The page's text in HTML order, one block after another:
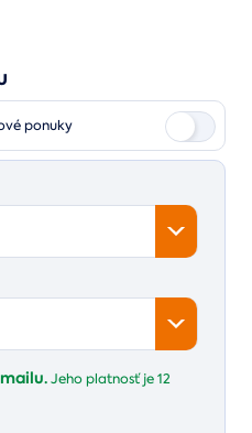
ponuky
Jeho platnosť je12